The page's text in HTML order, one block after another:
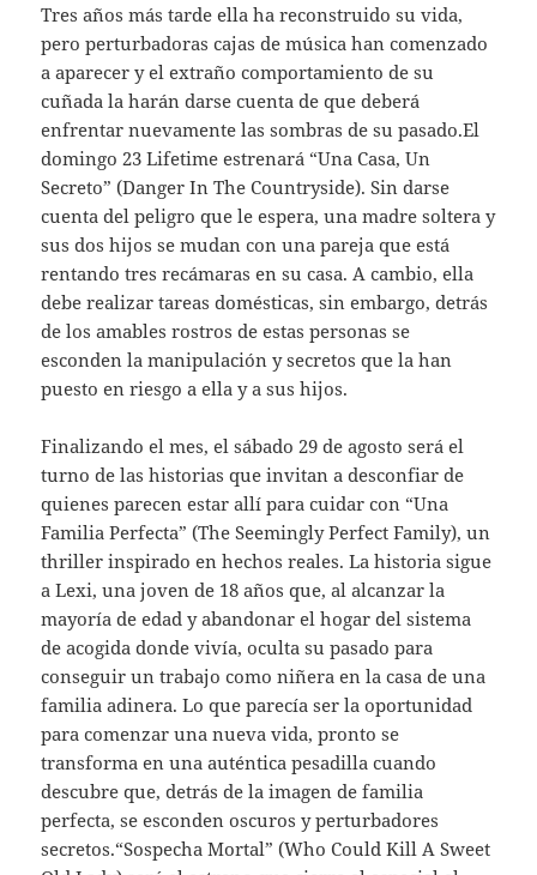
Tres años más tarde ella ha reconstruido su vida,
pero perturbadoras cajas de música han comenzado
a aparecer y el extraño comportamiento de su
cuñada la harán darse cuenta de que deberá
enfrentar nuevamente las sombras de su pasado.El
domingo 23 Lifetime estrenará “Una Casa, Un
Secreto” (Danger In The Countryside). Sin darse
cuenta del peligro que le espera, una madre soltera y
sus dos hijos se mudan con una pareja que está
rentando tres recámaras en su casa. A cambio, ella
debe realizar tareas domésticas, sin embargo, detrás
de los amables rostros de estas personas se
esconden la manipulación y secretos que la han
puesto en riesgo a ella y a sus hijos.
Finalizando el mes, el sábado 29 de agosto será el
turno de las historias que invitan a desconfiar de
quienes parecen estar allí para cuidar con “Una
Familia Perfecta” (The Seemingly Perfect Family), un
thriller inspirado en hechos reales. La historia sigue
a Lexi, una joven de 18 años que, al alcanzar la
mayoría de edad y abandonar el hogar del sistema
de acogida donde vivía, oculta su pasado para
conseguir un trabajo como niñera en la casa de una
familia adinera. Lo que parecía ser la oportunidad
para comenzar una nueva vida, pronto se
transforma en una auténtica pesadilla cuando
descubre que, detrás de la imagen de familia
perfecta, se esconden oscuros y perturbadores
secretos.“Sospecha Mortal” (Who Could Kill A Sweet